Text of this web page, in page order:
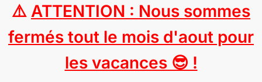
⚠️ ATTENTION : Nous sommes
fermés tout le mois d'aout pour
les vacances 😎 !